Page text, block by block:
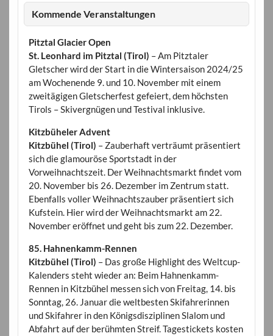
Kommende Veranstaltungen
Pitztal Glacier Open
St. Leonhard im Pitztal (Tirol) – Am Pitztaler
Gletscher wird der Start in die Wintersaison 2024/25
am Wochenende 9. und 10. November mit einem
zweitägigen Gletscherfest gefeiert, dem höchsten
Tirols – Skivergnügen und Testival inklusive.
Kitzbüheler Advent
Kitzbühel (Tirol) – Zauberhaft verträumt präsentiert
sich die glamouröse Sportstadt in der
Vorweihnachtszeit. Der Weihnachtsmarkt findet vom
20. November bis 26. Dezember im Zentrum statt.
Ebenfalls voller Weihnachtszauber präsentiert sich
Kufstein. Hier wird der Weihnachtsmarkt am 22.
November eröffnet und geht bis zum 22. Dezember.
85. Hahnenkamm-Rennen
Kitzbühel (Tirol) – Das große Highlight des Weltcup-
Kalenders steht wieder an: Beim Hahnenkamm-
Rennen in Kitzbühel messen sich von Freitag, 14. bis
Sonntag, 26. Januar die weltbesten Skifahrerinnen
und Skifahrer in den Königsdisziplinen Slalom und
Abfahrt auf der berühmten Streif. Tagestickets kosten